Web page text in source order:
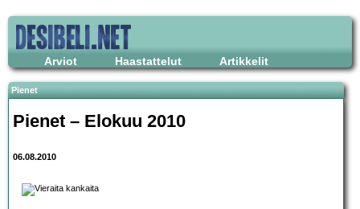
Arviot Haastattelut Artikkelit
Pienet
Pienet – Elokuu 2010
06.08.2010